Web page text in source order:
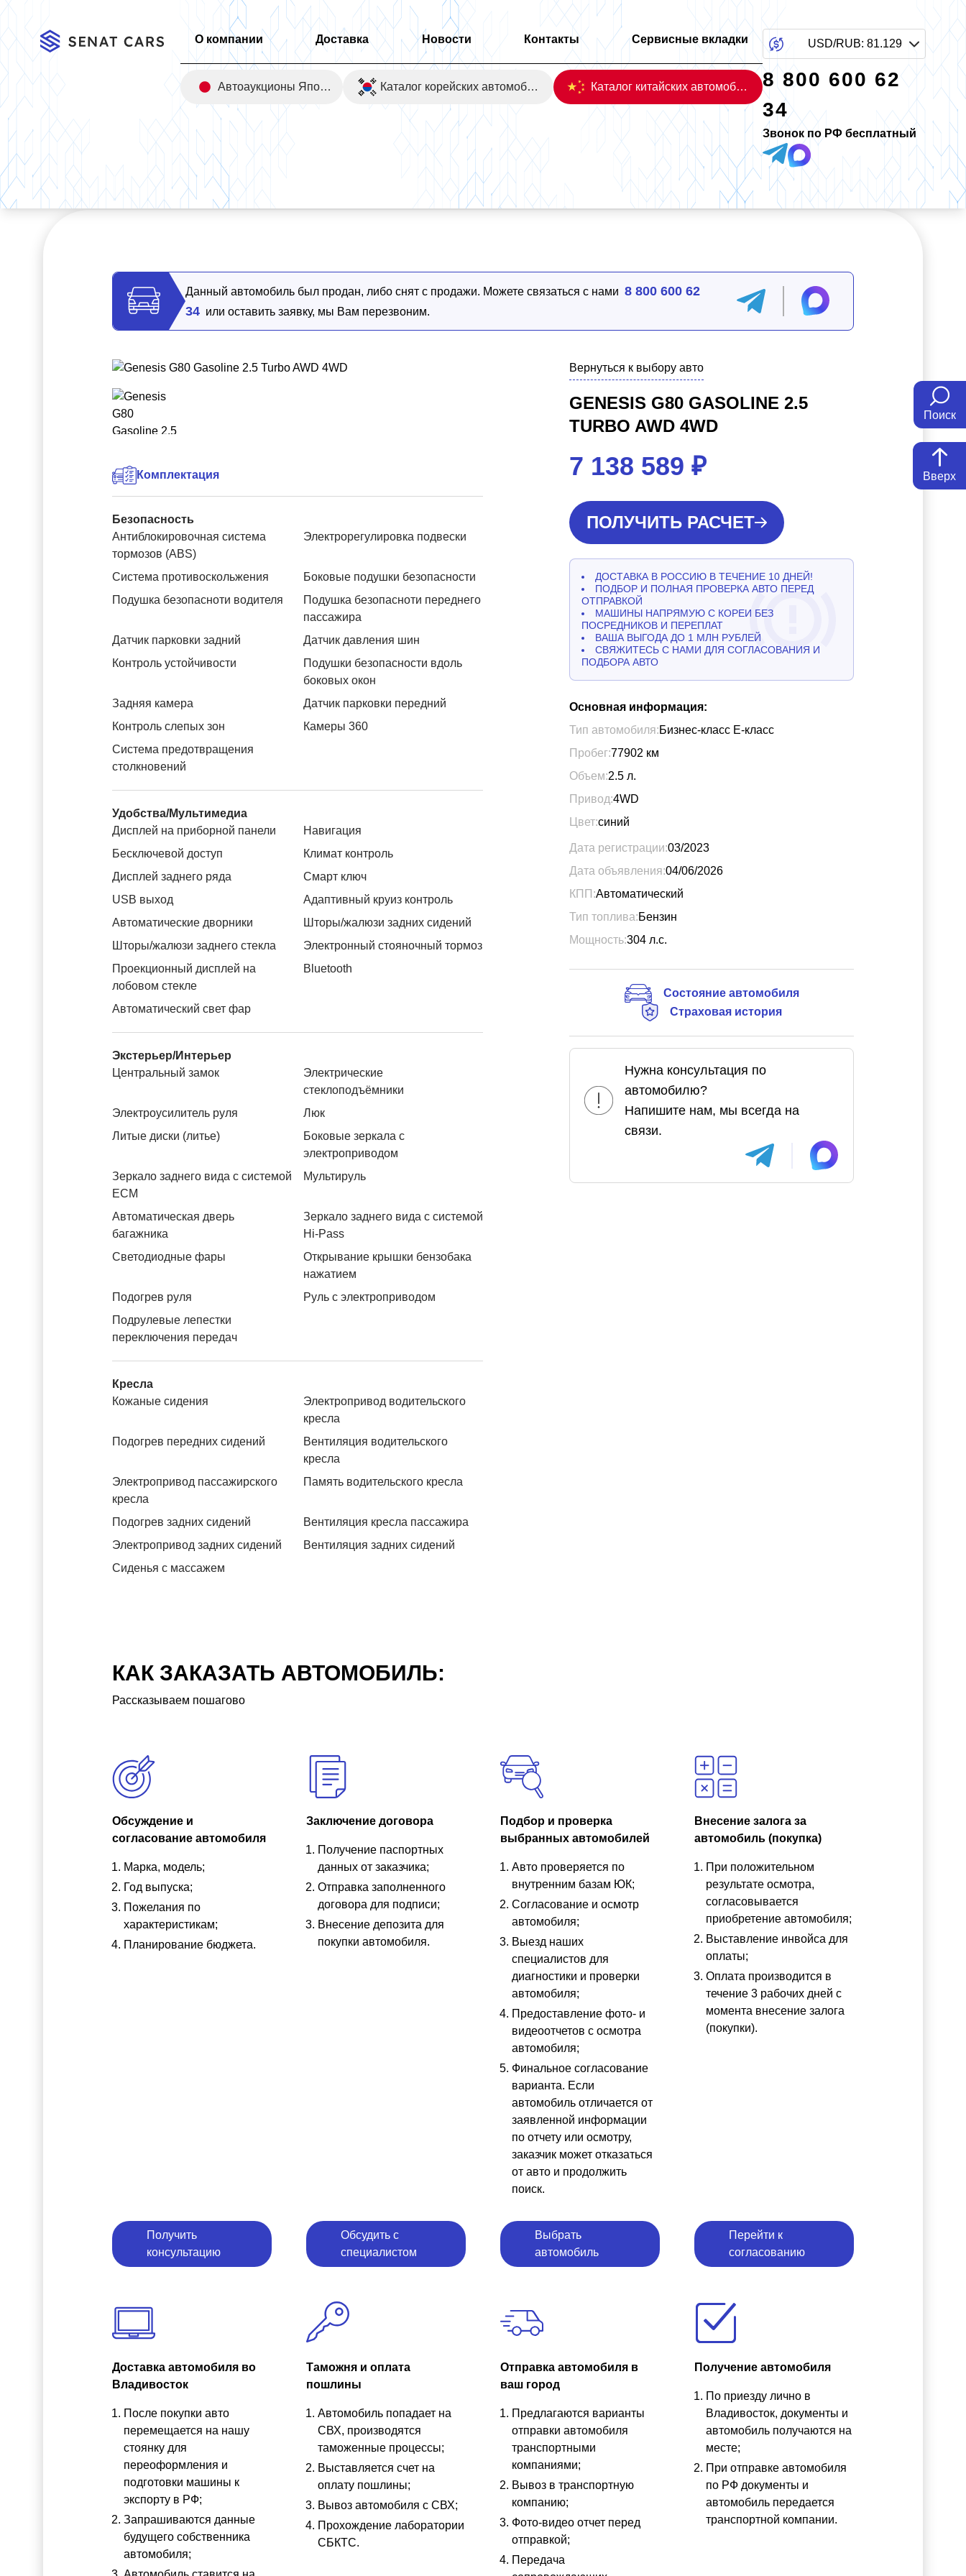
Поиск
Вверх
О компании Доставка Новости Контакты Сервисные вкладки
Автоаукционы Японии Каталог корейских автомобилей Каталог китайских автомобилей
USD/RUB: 81.129
8 800 600 62
34
Звонок по РФ бесплатный
Главная/Каталог Genesis G80 Gasoline 2.5 Turbo AWD 4WD
Данный автомобиль был продан, либо снят с продажи. Можете связаться с нами 8 800 600 62
34 или оставить заявку, мы Вам перезвоним.
Комплектация
Безопасность
Антиблокировочная система
тормозов (ABS)
Электрорегулировка подвески
Система противоскольжения
Боковые подушки безопасности
Подушка безопасноти водителя
Подушка безопасноти переднего
пассажира
Датчик парковки задний
Датчик давления шин
Контроль устойчивости
Подушки безопасности вдоль
боковых окон
Задняя камера
Датчик парковки передний
Контроль слепых зон
Камеры 360
Система предотвращения
столкновений
Удобства/Мультимедиа
Дисплей на приборной панели
Навигация
Бесключевой доступ
Климат контроль
Дисплей заднего ряда
Смарт ключ
USB выход
Адаптивный круиз контроль
Автоматические дворники
Шторы/жалюзи задних сидений
Шторы/жалюзи заднего стекла
Электронный стояночный тормоз
Проекционный дисплей на
лобовом стекле
Bluetooth
Автоматический свет фар
Экстерьер/Интерьер
Центральный замок
Электрические
стеклоподъёмники
Электроусилитель руля
Люк
Литые диски (литье)
Боковые зеркала с
электроприводом
Зеркало заднего вида с системой
ЕСМ
Мультируль
Автоматическая дверь
багажника
Зеркало заднего вида с системой
Hi-Pass
Светодиодные фары
Открывание крышки бензобака
нажатием
Подогрев руля
Руль с электроприводом
Подрулевые лепестки
переключения передач
Кресла
Кожаные сидения
Электропривод водительского
кресла
Подогрев передних сидений
Вентиляция водительского
кресла
Электропривод пассажирского
кресла
Память водительского кресла
Подогрев задних сидений
Вентиляция кресла пассажира
Электропривод задних сидений
Вентиляция задних сидений
Сиденья с массажем
Вернуться к выбору авто
GENESIS G80 GASOLINE 2.5
TURBO AWD 4WD
7 138 589 ₽
ПОЛУЧИТЬ РАСЧЕТ
ДОСТАВКА В РОССИЮ В ТЕЧЕНИЕ 10 ДНЕЙ!
ПОДБОР И ПОЛНАЯ ПРОВЕРКА АВТО ПЕРЕД
ОТПРАВКОЙ
МАШИНЫ НАПРЯМУЮ С КОРЕИ БЕЗ
ПОСРЕДНИКОВ И ПЕРЕПЛАТ
ВАША ВЫГОДА ДО 1 МЛН РУБЛЕЙ
СВЯЖИТЕСЬ С НАМИ ДЛЯ СОГЛАСОВАНИЯ И
ПОДБОРА АВТО
Основная информация:
Тип автомобиля:Бизнес-класс Е-класс
Пробег:77902 км
Объем:2.5 л.
Привод:4WD
Цвет:синий
Дата регистрации:03/2023
Дата объявления:04/06/2026
КПП:Автоматический
Тип топлива:Бензин
Мощность:304 л.с.
Состояние автомобиля
Страховая история
Нужна консультация по
автомобилю?
Напишите нам, мы всегда на
связи.
КАК ЗАКАЗАТЬ АВТОМОБИЛЬ:
Рассказываем пошагово
Обсуждение и
согласование автомобиля
Марка, модель;
Год выпуска;
Пожелания по
характеристикам;
Планирование бюджета.
Получить
консультацию
Заключение договора
Получение паспортных
данных от заказчика;
Отправка заполненного
договора для подписи;
Внесение депозита для
покупки автомобиля.
Обсудить с
специалистом
Подбор и проверка
выбранных автомобилей
Авто проверяется по
внутренним базам ЮК;
Согласование и осмотр
автомобиля;
Выезд наших
специалистов для
диагностики и проверки
автомобиля;
Предоставление фото- и
видеоотчетов с осмотра
автомобиля;
Финальное согласование
варианта. Если
автомобиль отличается от
заявленной информации
по отчету или осмотру,
заказчик может отказаться
от авто и продолжить
поиск.
Выбрать
автомобиль
Внесение залога за
автомобиль (покупка)
При положительном
результате осмотра,
согласовывается
приобретение автомобиля;
Выставление инвойса для
оплаты;
Оплата производится в
течение 3 рабочих дней с
момента внесение залога
(покупки).
Перейти к
согласованию
Доставка автомобиля во
Владивосток
После покупки авто
перемещается на нашу
стоянку для
переоформления и
подготовки машины к
экспорту в РФ;
Запрашиваются данные
будущего собственника
автомобиля;
Таможня и оплата
пошлины
Автомобиль попадает на
СВХ, производятся
таможенные процессы;
Выставляется счет на
оплату пошлины;
Вывоз автомобиля с СВХ;
Прохождение лаборатории
СБКТС.
Отправка автомобиля в
ваш город
Предлагаются варианты
отправки автомобиля
транспортными
компаниями;
Вывоз в транспортную
компанию;
Фото-видео отчет перед
отправкой;
Передача
Получение автомобиля
По приезду лично в
Владивосток, документы и
автомобиль получаются на
месте;
При отправке автомобиля
по РФ документы и
автомобиль передается
транспортной компании.